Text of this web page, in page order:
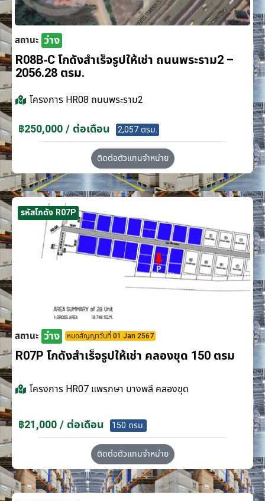
สถานะ ว่าง
R08B-C โกดังสำเร็จรูปให้เช่า ถนนพระราม2 –
2056.28 ตรม.
โครงการ HR08 ถนนพระราม2
฿250,000 / ต่อเดือน 2,057 ตรม.
ติดต่อตัวแทนจำหน่าย
รหัสโกดัง R07P
สถานะ ว่าง หมดสัญญาวันที่ 01 Jan 2567
R07P โกดังสำเร็จรูปให้เช่า คลองขุด 150 ตรม
โครงการ HR07 แพรกษา บางพลี คลองขุด
฿21,000 / ต่อเดือน 150 ตรม.
ติดต่อตัวแทนจำหน่าย